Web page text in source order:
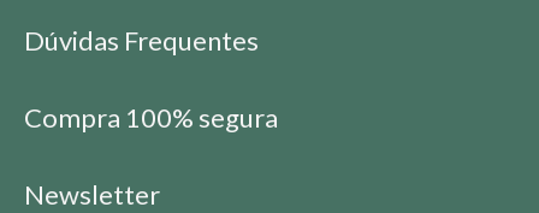
Dúvidas Frequentes
Compra 100% segura
Newsletter